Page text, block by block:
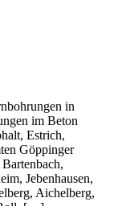
in
im Beton
Estrich,
Göppinger
Jebenhausen,
Aichelberg,